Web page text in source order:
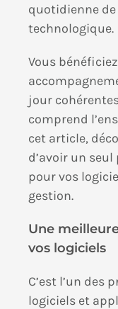
quotidienne
technologique.
Vous
jour
comprend
cet article,
d’avoir un
pour vos
gestion.
Une
vos logiciels
C’est l’un des
logiciels et